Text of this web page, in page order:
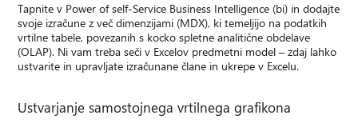
Tapnite v Power of self-Service Business Intelligence (bi) in dodajte
svoje izračune z več dimenzijami (MDX), ki temeljijo na podatkih
vrtilne tabele, povezanih s kocko spletne analitične obdelave
(OLAP). Ni vam treba seči v Excelov predmetni model – zdaj lahko
ustvarite in upravljate izračunane člane in ukrepe v Excelu.
Ustvarjanje samostojnega vrtilnega grafikona